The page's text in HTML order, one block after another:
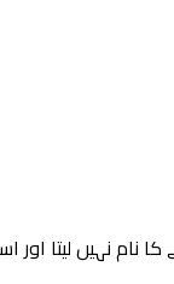
نہیں لیتا اور